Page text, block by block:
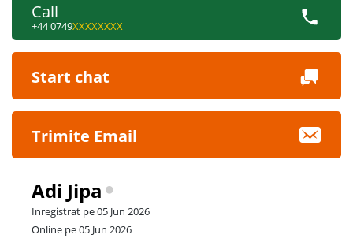
Call
+44 0749XXXXXXXX
Start chat
Trimite Email
Adi Jipa
Inregistrat pe 05 Jun 2026
Online pe 05 Jun 2026